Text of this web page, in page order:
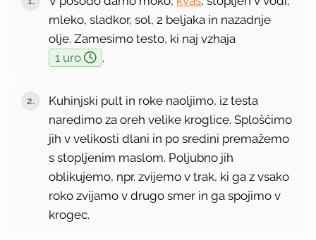
mleko, sladkor, sol, 2 beljaka in nazadnje
olje. Zamesimo testo, ki naj vzhaja
1 uro
.
Kuhinjski pult in roke naoljimo, iz testa
naredimo za oreh velike kroglice. Sploščimo
jih v velikosti dlani in po sredini premažemo
s stopljenim maslom. Poljubno jih
oblikujemo, npr. zvijemo v trak, ki ga z vsako
roko zvijamo v drugo smer in ga spojimo v
krogec.